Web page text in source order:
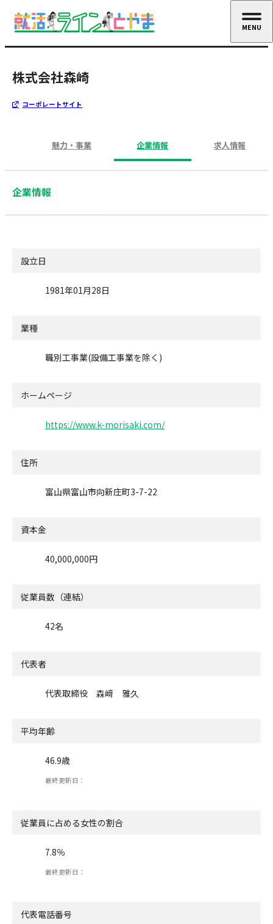
株式会社森崎
コーポレートサイト
魅力・事業 企業情報 求人情報
企業情報
設立日
1981年01月28日
業種
職別工事業(設備工事業を除く)
ホームページ
https://www.k-morisaki.com/
住所
富山県富山市向新庄町3-7-22
資本金
40,000,000円
従業員数（連結）
42名
代表者
代表取締役 森﨑 雅久
平均年齢
46.9歳
最終更新日：
従業員に占める女性の割合
7.8％
最終更新日：
代表電話番号
MENU